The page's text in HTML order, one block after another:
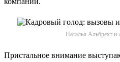
Наталья Альбрехт
Пристальное внимание